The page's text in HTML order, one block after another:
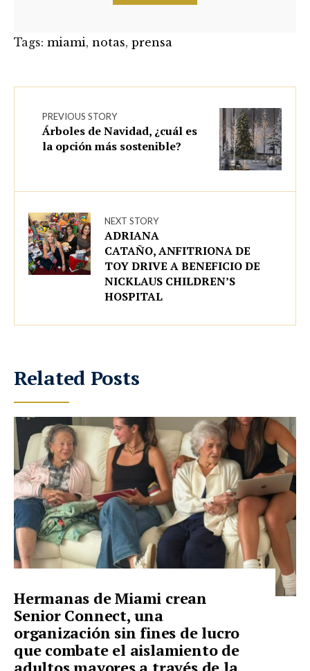
Tags: miami, notas, prensa
PREVIOUS STORY
Árboles de Navidad, ¿cuál es
la opción más sostenible?
NEXT STORY
ADRIANA
CATAÑO, ANFITRIONA DE
TOY DRIVE A BENEFICIO DE
NICKLAUS CHILDREN’S
HOSPITAL
Related Posts
Hermanas de Miami crean
Senior Connect, una
organización sin fines de lucro
que combate el aislamiento de